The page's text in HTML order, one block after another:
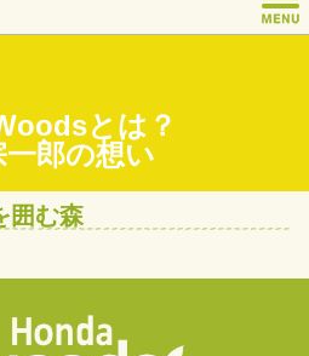
とは？
一郎の想い
囲む森